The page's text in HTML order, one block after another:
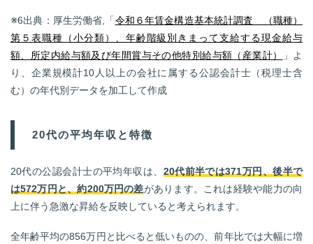
※6出典：厚生労働省,「令和６年賃金構造基本統計調査 （職種）
第５表職種（小分類）、年齢階級別きまって支給する現金給与
額、所定内給与額及び年間賞与その他特別給与額（産業計）
」よ
り、企業規模計10人以上の会社に属する公認会計士（税理士含
む）の年代別データを加工して作成
20代の平均年収と特徴
20代の公認会計士の平均年収は、 20代前半では371万円、後半で
は572万円と、約200万円の差があります。これは経験や能力の向
上に伴う急激な昇給を反映していると考えられます。
全年齢平均の856万円と比べると低いものの、前年比では大幅に増